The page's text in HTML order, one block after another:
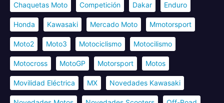
Chaquetas Moto Competición Dakar Enduro
Honda Kawasaki Mercado Moto Mmotorsport
Moto2 Moto3 Motociclismo Motocilismo
Motocross MotoGP Motorsport Motos
Movilidad Eléctrica MX Novedades Kawasaki